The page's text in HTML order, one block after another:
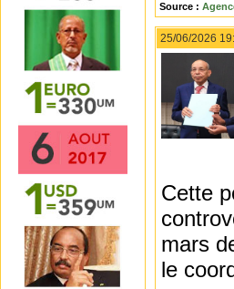
Source :
25/06/2026
Cette
mars
le